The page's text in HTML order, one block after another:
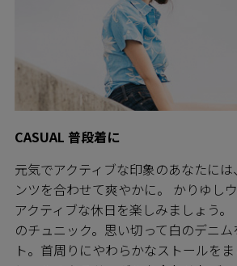
CASUAL 普段着に
元気でアクティブな印象のあなたに
ンツを合わせて爽やかに。 かりゆし
アクティブな休日を楽しみましょう
のチュニック。思い切って白のデニ
ト。首周りにやわらかなストールを